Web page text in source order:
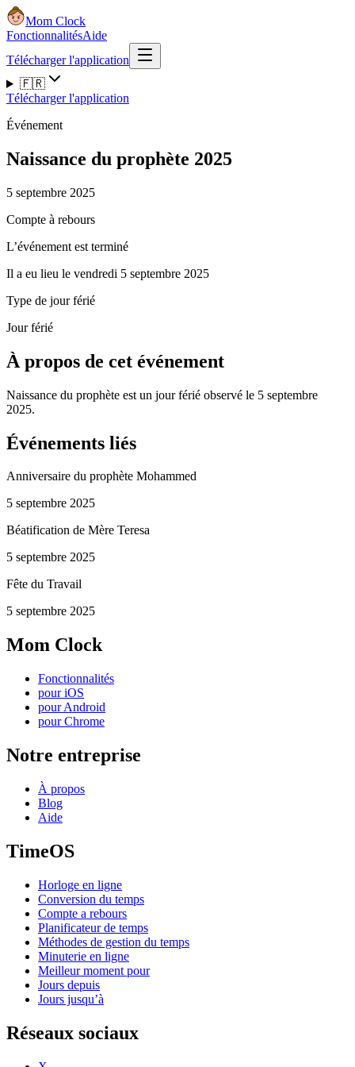
Mom Clock
FonctionnalitésAide
Télécharger l'application
🇫🇷
Télécharger l'application
Événement
Naissance du prophète 2025
5 septembre 2025
Compte à rebours
L’événement est terminé
Il a eu lieu le vendredi 5 septembre 2025
Type de jour férié
Jour férié
À propos de cet événement
Naissance du prophète est un jour férié observé le 5 septembre
2025.
Événements liés
Anniversaire du prophète Mohammed
5 septembre 2025
Béatification de Mère Teresa
5 septembre 2025
Fête du Travail
5 septembre 2025
Mom Clock
Fonctionnalités
pour iOS
pour Android
pour Chrome
Notre entreprise
À propos
Blog
Aide
TimeOS
Horloge en ligne
Conversion du temps
Compte a rebours
Planificateur de temps
Méthodes de gestion du temps
Minuterie en ligne
Meilleur moment pour
Jours depuis
Jours jusqu’à
Réseaux sociaux